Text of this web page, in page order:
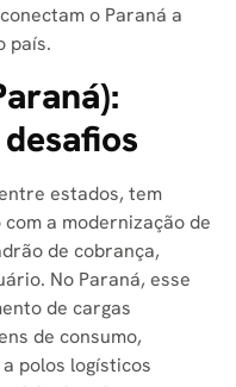
o Paraná a
país.
estados, tem
a modernização de
de cobrança,
No Paraná, esse
de cargas
de consumo,
polos logísticos